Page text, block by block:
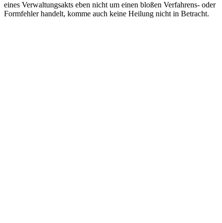
eines Verwaltungsakts eben nicht um einen bloßen Verfahrens- oder
Formfehler handelt, komme auch keine Heilung nicht in Betracht.